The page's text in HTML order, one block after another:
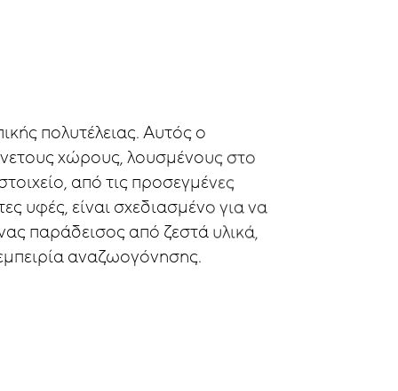
πολυτέλειας.Αυτός ο
χώρους,λουσμένους στο
απότις προσεγμένες
υφές, είναισχεδιασμένογιανα
παράδεισος από ζεστάυλικά,
αναζωογόνησης.